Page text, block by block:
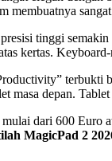
tinggi
kertas.
terbukti
masa depan.
dari 600
MagicPad 2